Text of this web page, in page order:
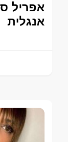
אפריל
אנגלית